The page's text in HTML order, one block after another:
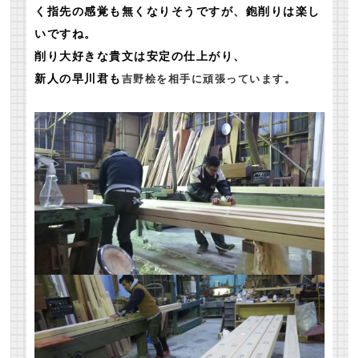
く指先の感覚も無くなりそうですが、鉋削りは楽し
いですね。
削り大好きな貴文は安定の仕上がり、
新人の早川君も吉野桧を相手に頑張っています。